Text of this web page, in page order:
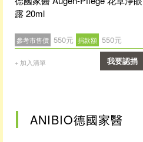
露 20ml
參考市售價 550元 捐款額 550元
+ 加入清單 我要認捐
ANIBIO德國家醫